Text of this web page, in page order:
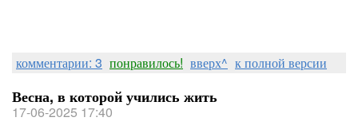
комментарии: 3 понравилось! вверх^ к полной версии
Весна, в которой учились жить
17-06-2025 17:40